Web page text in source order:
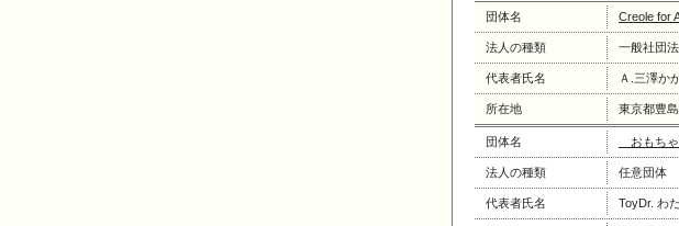
団体名 Creole for
法人の種類 一般社団法
代表者氏名 Ａ.三澤か
所在地 東京都豊
団体名 おもち
法人の種類 任意団体
代表者氏名 ToyDr. わ